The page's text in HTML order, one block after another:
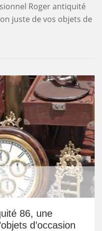
Roger antiquité
juste de vos objets de
86, une
d’occasion